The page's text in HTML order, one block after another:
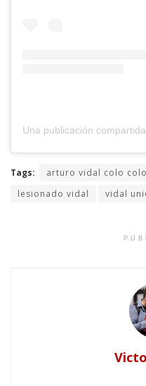
Tags: arturo vidal colo colo
lesionado vidal
vidal